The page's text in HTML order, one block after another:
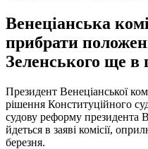
Венеціанська
прибрати
Зеленського ще в
Президент Венеціанської
рішення Конституційного
судову реформу президента
йдеться в заяві комісії,
березня.